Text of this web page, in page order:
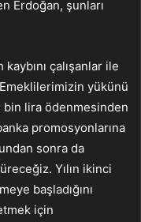
Erdoğan, şunları
çalışanlar ile
Emeklilerimizin yükünü
lira ödenmesinden
promosyonlarına
sonra da
Yılın ikinci
başladığını
için